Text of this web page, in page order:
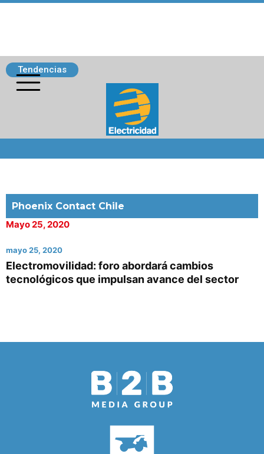
Tendencias
Phoenix Contact Chile
Mayo 25, 2020
mayo 25, 2020
Electromovilidad: foro abordará cambios
tecnológicos que impulsan avance del sector